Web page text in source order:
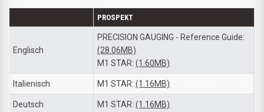
PROSPEKT
Englisch
PRECISION GAUGING - Reference Guide:
(28.06MB)
M1 STAR: (1.60MB)
Italienisch M1 STAR: (1.16MB)
Deutsch M1 STAR: (1.16MB)